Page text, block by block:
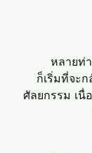
หลายท่
ก็เริ่มที่จะ
ศัลยกรรม เนื่